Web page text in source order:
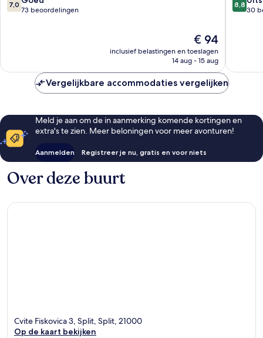
van
7,0
73 beoordelingen
De
prijs
€ 94
inclusief belastingen en toeslagen
14 aug - 15 aug
van
8,8
30
Vergelijkbare accommodaties vergelijken
Meld je aan om de in aanmerking komende kortingen en
extra's te zien. Meer beloningen voor meer avonturen!
Aanmelden Registreer je nu, gratis en voor niets
Over deze buurt
Cvite Fiskovica 3, Split, Split, 21000
Op de kaart bekijken